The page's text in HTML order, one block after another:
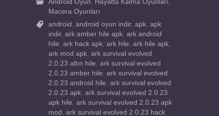
Android Oyun
Hayatta Kalma Oyunları
Macera Oyunları
android
android oyun indir, apk apk
indir, ark amber hile apk ark android
hile ark hack apk ark hile ark hile apk
ark mod apk ark survival evolved
2.0.23 altın hile ark survival evolved
2.0.23 amber hile ark survival evolved
2.0.23 android hile ark survival evolved
2.0.23 apk ark survival evolved 2.0.23
apk hile ark survival evolved 2.0.23 apk
mod
ark survival evolved 2.0.23 hack